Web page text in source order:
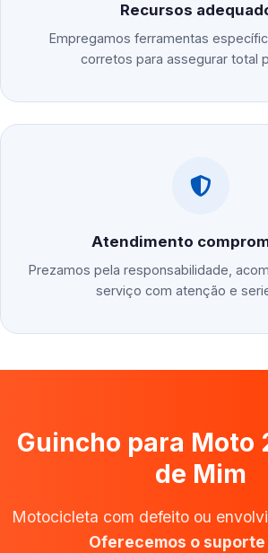
Recursos
Empregamos ferramentas
corretos para assegurar total
Atendimento
Prezamos pela responsabilidade,
serviço com atenção e
Guincho para Moto
de Mim
Motocicleta com defeito ou
Oferecemos o